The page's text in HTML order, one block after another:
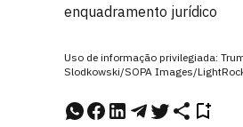
enquadramento jurídico
Uso de informação privilegiada:
Slodkowski/SOPA Images/